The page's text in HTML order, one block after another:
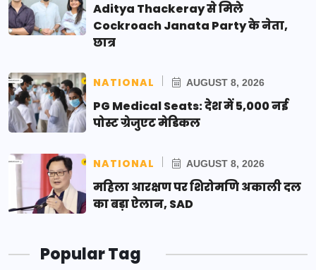
Aditya Thackeray से मिले
Cockroach Janata Party के नेता,
छात्र
NATIONAL AUGUST 8, 2026
PG Medical Seats: देश में 5,000 नई
पोस्ट ग्रेजुएट मेडिकल
NATIONAL AUGUST 8, 2026
महिला आरक्षण पर शिरोमणि अकाली दल
का बड़ा ऐलान, SAD
Popular Tag